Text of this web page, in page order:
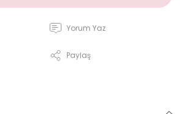
Yorum Yaz
Paylaş